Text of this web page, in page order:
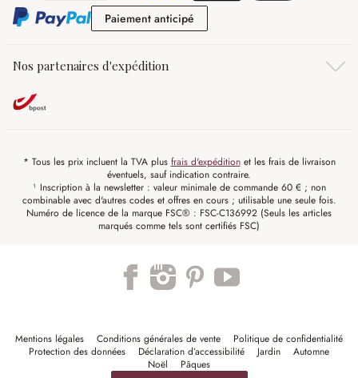
Paiement anticipé
Nos partenaires d'expédition
* Tous les prix incluent la TVA plus frais d'expéditionet les frais de livraison
éventuels, sauf indication contraire.
¹ Inscription à la newsletter : valeur minimale de commande 60 € ; non
combinable avec d'autres codes et offres en cours ; utilisable une seule fois.
Numéro de licence de la marque FSC® : FSC-C136992 (Seuls les articles
marqués comme tels sont certifiés FSC)
Mentions légales Conditions générales de vente
Politique de confidentialité
Protection des données
Déclaration d’accessibilité Jardin
Automne
Noël
Pâques